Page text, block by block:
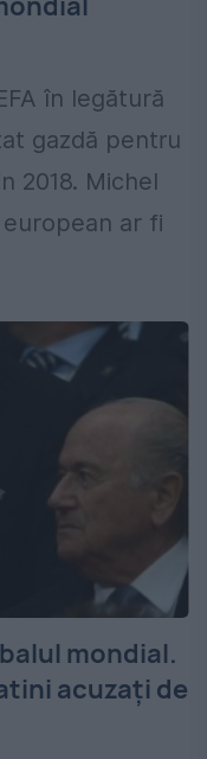
în legătură
gazdă pentru
2018. Michel
ar fi
mondial.
acuzați de